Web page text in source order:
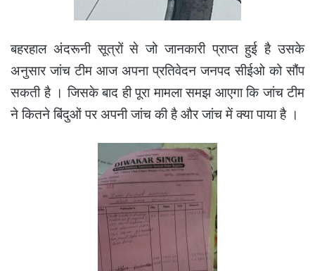
बहरहाल अंदरूनी सूत्रों से जो जानकारी प्राप्त हुई है उसके
अनुसार जांच टीम आज अपना प्रतिवेदन जनपद सीईओ को सौंप
सकती है । जिसके बाद ही पूरा मामला समझ आएगा कि जांच टीम
ने कितने बिंदुओं पर अपनी जांच की है और जांच में क्या पाया है ।